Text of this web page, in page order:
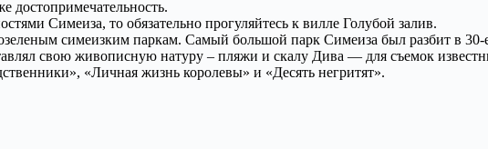
достопримечательность.
Симеиза, то обязательно прогуляйтесь к вилле Голубой залив.
симеизким паркам. Самый большой парк Симеиза был разбит в
свою живописную натуру – пляжи и скалу Дива — для съемок
«Личная жизнь королевы» и «Десять негритят».